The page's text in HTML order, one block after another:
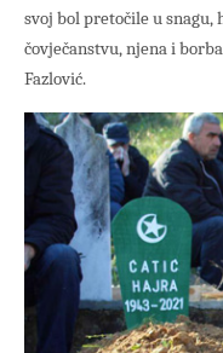
svoj bol pretočile u
čovječanstvu, njena i
Fazlović.